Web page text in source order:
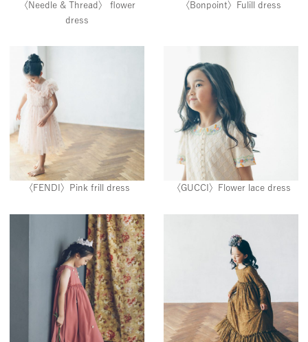
〈Needle & Thread〉 flower
dress
〈Bonpoint〉Fulill dress
〈FENDI〉Pink frill dress 〈GUCCI〉Flower lace dress